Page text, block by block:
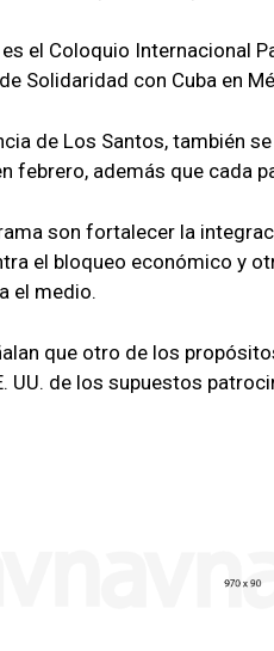
el Coloquio Internacional
Solidaridad con Cuba en
de Los Santos, también
febrero, además que cada
son fortalecer la
el bloqueo económico y
el medio.
que otro de los
UU. de los supuestos